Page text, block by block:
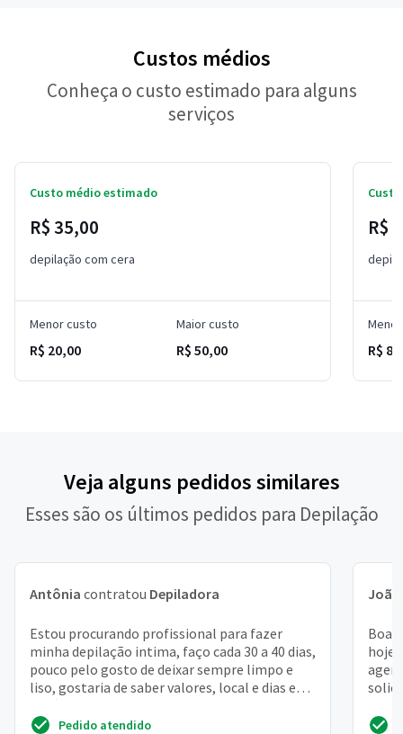
Custos médios
Conheça o custo estimado para alguns
serviços
Custo médio estimado
R$ 35,00
depilação com cera
Menor custo
R$ 20,00
Maior custo
R$ 50,00
R$
R$
Veja alguns pedidos similares
Esses são os últimos pedidos para Depilação
Antônia contratou Depiladora
Estou procurando profissional para fazer
minha depilação intima, faço cada 30 a 40 dias,
pouco pelo gosto de deixar sempre limpo e
liso, gostaria de saber valores, local e dias e
horários...
Pedido atendido
Boa
hoje,